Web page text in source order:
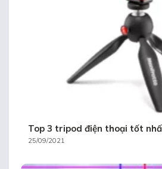
Top 3 tripod điện thoại tốt
25/09/2021